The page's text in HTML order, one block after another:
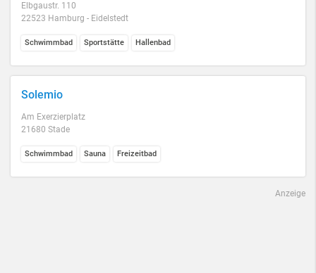
Elbgaustr. 110
22523 Hamburg - Eidelstedt
Schwimmbad Sportstätte Hallenbad
Solemio
Am Exerzierplatz
21680 Stade
Schwimmbad Sauna Freizeitbad
Anzeige